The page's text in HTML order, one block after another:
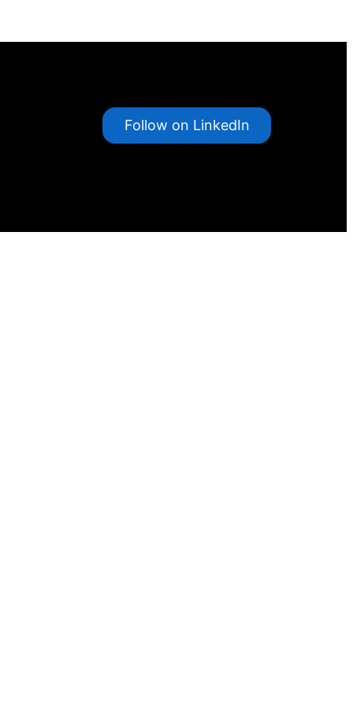
Follow on LinkedIn